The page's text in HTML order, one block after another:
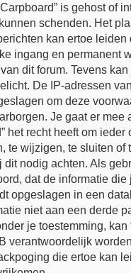
is gehost of
schenden. Het
kan ertoe leiden
ingang en permanent
dit forum. Tevens
De IP-adressen
om deze
Je gaat er mee
het recht heeft om ieder
te wijzigen, te sluiten of
dit nodig achten. Als
dat de informatie die
opgeslagen in een
niet aan een derde
je toestemming, kan
verantwoordelijk
die ertoe kan